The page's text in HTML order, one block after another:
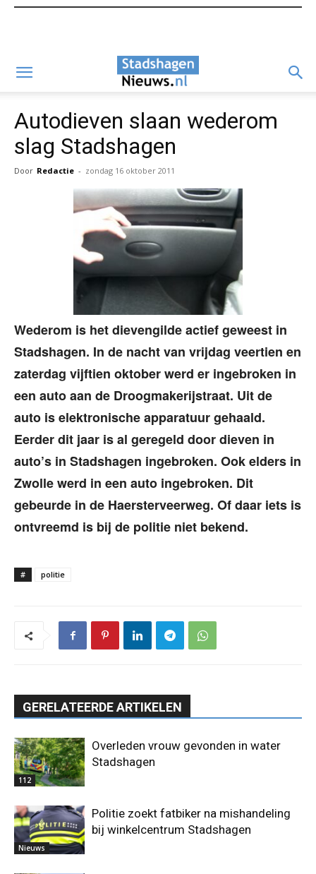
Autodieven slaan wederom
slag Stadshagen
Door Redactie - zondag 16 oktober 2011
Wederom is het dievengilde actief geweest in
Stadshagen. In de nacht van vrijdag veertien en
zaterdag vijftien oktober werd er ingebroken in
een auto aan de Droogmakerijstraat. Uit de
auto is elektronische apparatuur gehaald.
Eerder dit jaar is al geregeld door dieven in
auto’s in Stadshagen ingebroken. Ook elders in
Zwolle werd in een auto ingebroken. Dit
gebeurde in de Haersterveerweg. Of daar iets is
ontvreemd is bij de politie niet bekend.
# politie
GERELATEERDE ARTIKELEN
112
Overleden vrouw gevonden in water
Stadshagen
Nieuws
Politie zoekt fatbiker na mishandeling
bij winkelcentrum Stadshagen